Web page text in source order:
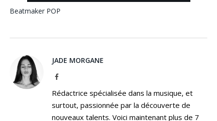
Beatmaker POP
JADE MORGANE
Facebook
Rédactrice spécialisée dans la musique, et
surtout, passionnée par la découverte de
nouveaux talents. Voici maintenant plus de 7